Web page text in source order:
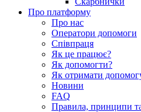
Про платформу
Про нас
Оператори допомоги
Співпраця
Як це працює?
Як допомогти?
Як отримати
Новини
FAQ
Правила, принципи